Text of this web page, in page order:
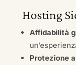
Hosting
Affidabilità
Protezione